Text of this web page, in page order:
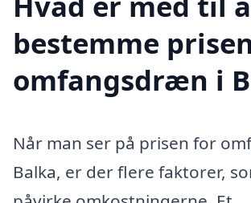
bestemme
omfangsdræn i
Når man ser på prisen for
Balka, er der flere faktorer,